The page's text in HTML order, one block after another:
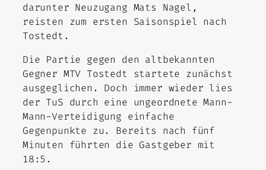
darunter Neuzugang Mats Nagel,
reisten zum ersten Saisonspiel nach
Tostedt.
Die Partie gegen den altbekannten
Gegner MTV Tostedt startete zunächst
ausgeglichen. Doch immer wieder lies
der TuS durch eine ungeordnete Mann-
Mann-Verteidigung einfache
Gegenpunkte zu. Bereits nach fünf
Minuten führten die Gastgeber mit
18:5.